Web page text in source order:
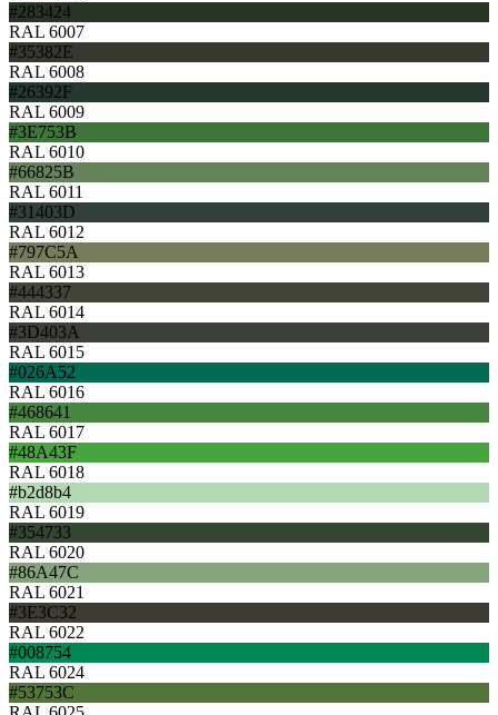
#283424
RAL 6007
#35382E
RAL 6008
#26392F
RAL 6009
#3E753B
RAL 6010
#66825B
RAL 6011
#31403D
RAL 6012
#797C5A
RAL 6013
#444337
RAL 6014
#3D403A
RAL 6015
#026A52
RAL 6016
#468641
RAL 6017
#48A43F
RAL 6018
#b2d8b4
RAL 6019
#354733
RAL 6020
#86A47C
RAL 6021
#3E3C32
RAL 6022
#008754
RAL 6024
#53753C